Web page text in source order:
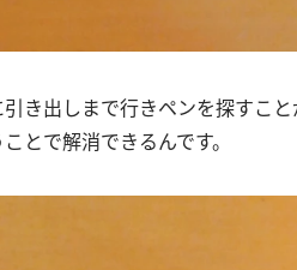
き出しまで行きペンを探すこ
とで解消できるんです。